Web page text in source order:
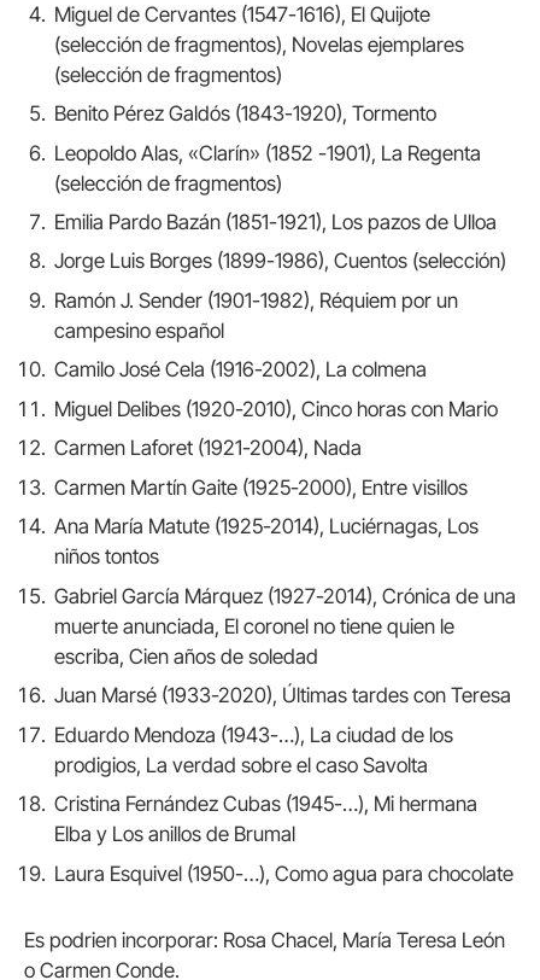
Miguel de Cervantes (1547-1616), El Quijote
(selección de fragmentos), Novelas ejemplares
(selección de fragmentos)
Benito Pérez Galdós (1843-1920), Tormento
Leopoldo Alas, «Clarín» (1852 -1901), La Regenta
(selección de fragmentos)
Emilia Pardo Bazán (1851-1921), Los pazos de Ulloa
Jorge Luis Borges (1899-1986), Cuentos (selección)
Ramón J. Sender (1901-1982), Réquiem por un
campesino español
Camilo José Cela (1916-2002), La colmena
Miguel Delibes (1920-2010), Cinco horas con Mario
Carmen Laforet (1921-2004), Nada
Carmen Martín Gaite (1925-2000), Entre visillos
Ana María Matute (1925-2014), Luciérnagas, Los
niños tontos
Gabriel García Márquez (1927-2014), Crónica de una
muerte anunciada, El coronel no tiene quien le
escriba, Cien años de soledad
Juan Marsé (1933-2020), Últimas tardes con Teresa
Eduardo Mendoza (1943-…), La ciudad de los
prodigios, La verdad sobre el caso Savolta
Cristina Fernández Cubas (1945-…), Mi hermana
Elba y Los anillos de Brumal
Laura Esquivel (1950-…), Como agua para chocolate
Es podrien incorporar: Rosa Chacel, María Teresa León
o Carmen Conde.